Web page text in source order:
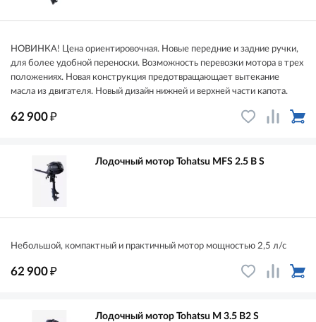
НОВИНКА! Цена ориентировочная. Новые передние и задние ручки,
для более удобной переноски. Возможность перевозки мотора в трех
положениях. Новая конструкция предотвращающает вытекание
масла из двигателя. Новый дизайн нижней и верхней части капота.
62 900₽
Лодочный мотор Tohatsu MFS 2.5 B S
Небольшой, компактный и практичный мотор мощностью 2,5 л/с
62 900₽
Лодочный мотор Tohatsu M 3.5 B2 S